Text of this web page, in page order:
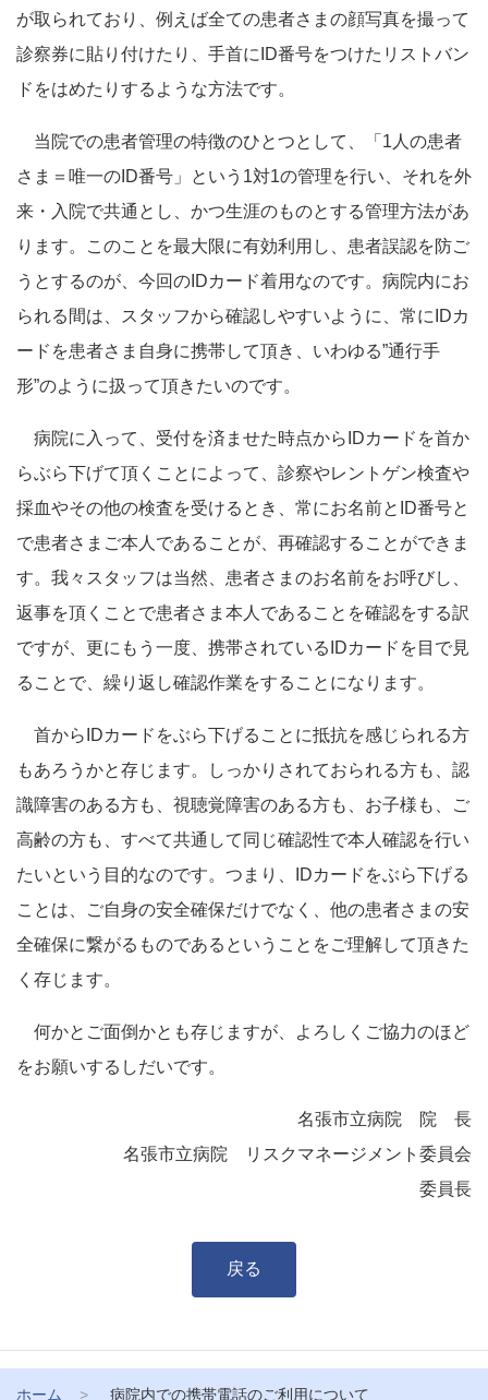
が取られており、例えば全ての患者さまの顔写真を撮って
診察券に貼り付けたり、手首にID番号をつけたリストバン
ドをはめたりするような方法です。
当院での患者管理の特徴のひとつとして、「1人の患者
さま＝唯一のID番号」という1対1の管理を行い、それを外
来・入院で共通とし、かつ生涯のものとする管理方法があ
ります。このことを最大限に有効利用し、患者誤認を防ご
うとするのが、今回のIDカード着用なのです。病院内にお
られる間は、スタッフから確認しやすいように、常にIDカ
ードを患者さま自身に携帯して頂き、いわゆる”通行手
形”のように扱って頂きたいのです。
病院に入って、受付を済ませた時点からIDカードを首か
らぶら下げて頂くことによって、診察やレントゲン検査や
採血やその他の検査を受けるとき、常にお名前とID番号と
で患者さまご本人であることが、再確認することができま
す。我々スタッフは当然、患者さまのお名前をお呼びし、
返事を頂くことで患者さま本人であることを確認をする訳
ですが、更にもう一度、携帯されているIDカードを目で見
ることで、繰り返し確認作業をすることになります。
首からIDカードをぶら下げることに抵抗を感じられる方
もあろうかと存じます。しっかりされておられる方も、認
識障害のある方も、視聴覚障害のある方も、お子様も、ご
高齢の方も、すべて共通して同じ確認性で本人確認を行い
たいという目的なのです。つまり、IDカードをぶら下げる
ことは、ご自身の安全確保だけでなく、他の患者さまの安
全確保に繋がるものであるということをご理解して頂きた
く存じます。
何かとご面倒かとも存じますが、よろしくご協力のほど
をお願いするしだいです。
名張市立病院 院 長
名張市立病院 リスクマネージメント委員会
委員長
戻る
ホーム 病院内での携帯電話のご利用について